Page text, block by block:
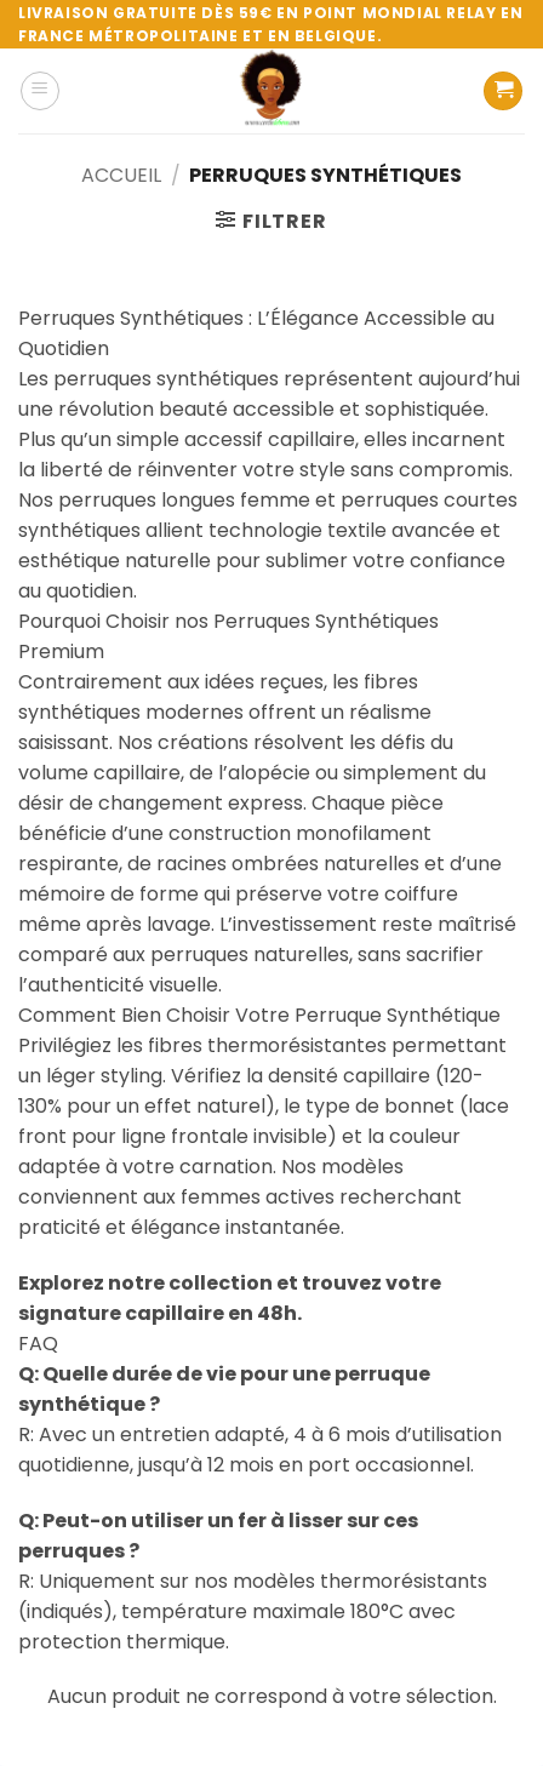
Passer
au
contenu
LIVRAISON GRATUITE DÈS 59€ EN POINT MONDIAL RELAY EN
FRANCE MÉTROPOLITAINE ET EN BELGIQUE.
ACCUEIL / PERRUQUES SYNTHÉTIQUES
FILTRER
Perruques Synthétiques : L’Élégance Accessible au
Quotidien
Les perruques synthétiques représentent aujourd’hui
une révolution beauté accessible et sophistiquée.
Plus qu’un simple accessif capillaire, elles incarnent
la liberté de réinventer votre style sans compromis.
Nos perruques longues femme et perruques courtes
synthétiques allient technologie textile avancée et
esthétique naturelle pour sublimer votre confiance
au quotidien.
Pourquoi Choisir nos Perruques Synthétiques
Premium
Contrairement aux idées reçues, les fibres
synthétiques modernes offrent un réalisme
saisissant. Nos créations résolvent les défis du
volume capillaire, de l’alopécie ou simplement du
désir de changement express. Chaque pièce
bénéficie d’une construction monofilament
respirante, de racines ombrées naturelles et d’une
mémoire de forme qui préserve votre coiffure
même après lavage. L’investissement reste maîtrisé
comparé aux perruques naturelles, sans sacrifier
l’authenticité visuelle.
Comment Bien Choisir Votre Perruque Synthétique
Privilégiez les fibres thermorésistantes permettant
un léger styling. Vérifiez la densité capillaire (120-
130% pour un effet naturel), le type de bonnet (lace
front pour ligne frontale invisible) et la couleur
adaptée à votre carnation. Nos modèles
conviennent aux femmes actives recherchant
praticité et élégance instantanée.
Explorez notre collection et trouvez votre
signature capillaire en 48h.
FAQ
Q: Quelle durée de vie pour une perruque
synthétique ?
R: Avec un entretien adapté, 4 à 6 mois d’utilisation
quotidienne, jusqu’à 12 mois en port occasionnel.
Q: Peut-on utiliser un fer à lisser sur ces
perruques ?
R: Uniquement sur nos modèles thermorésistants
(indiqués), température maximale 180°C avec
protection thermique.
Aucun produit ne correspond à votre sélection.